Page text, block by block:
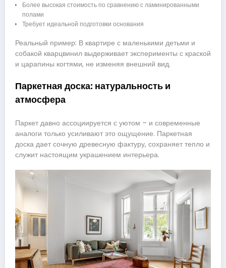
Более высокая стоимость по сравнению с ламинированными
полами
Требует идеальной подготовки основания
Реальный пример: В квартире с маленькими детьми и
собакой кварцвинил выдерживает эксперименты с краской
и царапины когтями, не изменяя внешний вид.
Паркетная доска: натуральность и
атмосфера
Паркет давно ассоциируется с уютом – и современные
аналоги только усиливают это ощущение. Паркетная
доска дает сочную древесную фактуру, сохраняет тепло и
служит настоящим украшением интерьера.